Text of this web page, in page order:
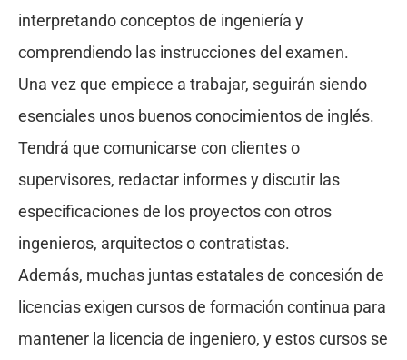
interpretando conceptos de ingeniería y
comprendiendo las instrucciones del examen.
Una vez que empiece a trabajar, seguirán siendo
esenciales unos buenos conocimientos de inglés.
Tendrá que comunicarse con clientes o
supervisores, redactar informes y discutir las
especificaciones de los proyectos con otros
ingenieros, arquitectos o contratistas.
Además, muchas juntas estatales de concesión de
licencias exigen cursos de formación continua para
mantener la licencia de ingeniero, y estos cursos se